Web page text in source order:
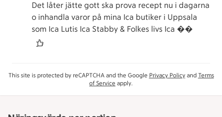
Det låter jätte gott ska prova recept nu i dagarna
o inhandla varor på mina Ica butiker i Uppsala
som Ica Lutis Ica Stabby & Folkes livs Ica ��
This site is protected by reCAPTCHA and the Google Privacy Policyand Terms
of Service apply.